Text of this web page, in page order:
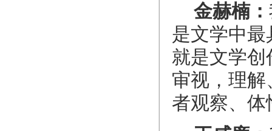
金赫楠：
是文学中
就是文学创
审视，理
者观察、